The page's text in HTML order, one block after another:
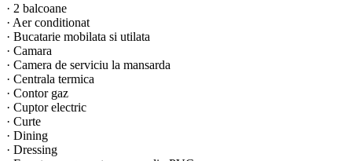
· 2 balcoane
· Aer conditionat
· Bucatarie mobilata si utilata
· Camara
· Camera de serviciu la mansarda
· Centrala termica
· Contor gaz
· Cuptor electric
· Curte
· Dining
· Dressing